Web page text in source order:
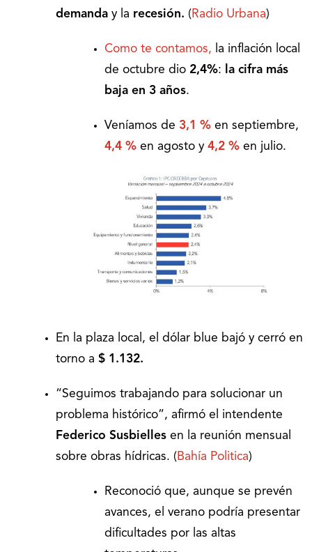
demanda y la recesión. ( Radio Urbana)
Como te contamos, la inflación local
de octubre dio 2,4%:
la cifra más
baja en 3 años.
Veníamos de 3,1 % en septiembre,
4,4 % en agosto y 4,2 % en julio.
En la plaza local, el dólar blue bajó y cerró en
torno a $ 1.132.
“Seguimos trabajando para solucionar un
problema histórico”, afirmó el intendente
Federico Susbielles en la reunión mensual
sobre obras hídricas. ( Bahía Politica)
Reconoció que, aunque se prevén
avances, el verano podría presentar
dificultades por las altas